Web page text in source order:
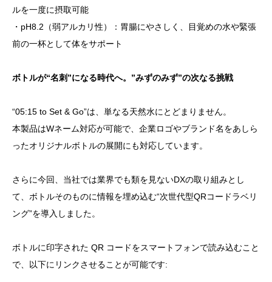
ルを一度に摂取可能
・pH8.2（弱アルカリ性）：胃腸にやさしく、目覚めの水や緊張
前の一杯として体をサポート
ボトルが“名刺”になる時代へ。”みずのみず”の次なる挑戦
“05:15 to Set & Go”は、単なる天然水にとどまりません。
本製品はWネーム対応が可能で、企業ロゴやブランド名をあしら
ったオリジナルボトルの展開にも対応しています。
さらに今回、当社では業界でも類を見ないDXの取り組みとし
て、ボトルそのものに情報を埋め込む“次世代型QRコードラベリ
ング”を導入しました。
ボトルに印字された QR コードをスマートフォンで読み込むこと
で、以下にリンクさせることが可能です: